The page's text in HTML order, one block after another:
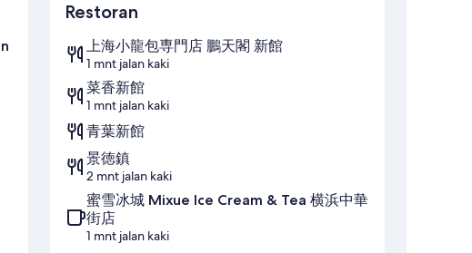
Restoran
上海小龍包専門店 鵬天閣 新館
1 mnt jalan kaki
菜香新館
1 mnt jalan kaki
青葉新館
景徳鎮
2 mnt jalan kaki
蜜雪冰城 Mixue Ice Cream & Tea 横浜中華
街店
1 mnt jalan kaki